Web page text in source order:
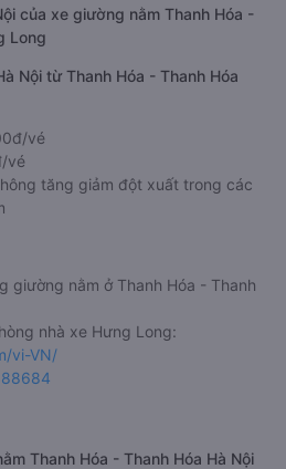
của xe giường nằm Thanh Hóa -
Long
Nội từ Thanh Hóa - Thanh Hóa
vé
vé
tăng giảm đột xuất trong các
giường nằm ở Thanh Hóa - Thanh
nhà xe Hưng Long:
vi-VN/
Thanh Hóa - Thanh Hóa Hà Nội